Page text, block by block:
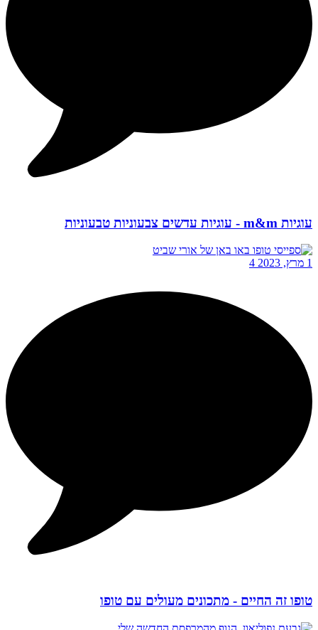
עוגיות m&m - עוגיות עדשים צבעוניות טבעוניות
1 מרץ, 2023 4
טופו זה החיים - מתכונים מעולים עם טופו